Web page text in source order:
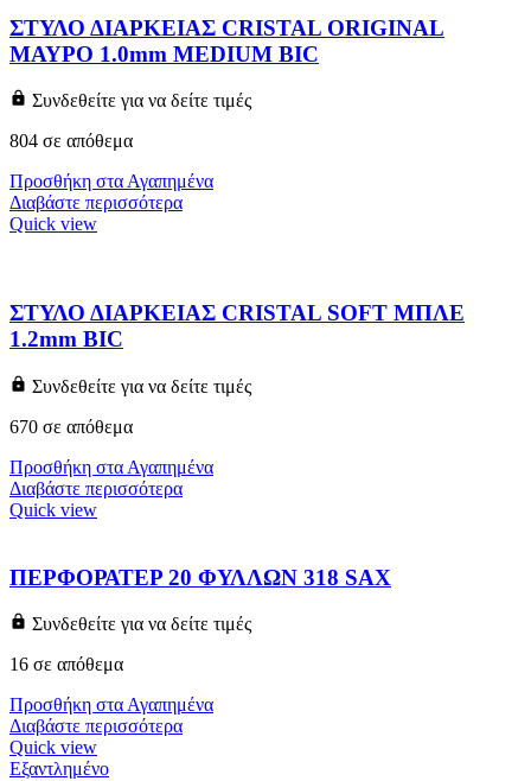
ΣΤΥΛΟ ΔΙΑΡΚΕΙΑΣ CRISTAL ORIGINAL
ΜΑΥΡΟ 1.0mm MEDIUM BIC
Συνδεθείτε για να δείτε τιμές
804 σε απόθεμα
Προσθήκη στα Αγαπημένα
Διαβάστε περισσότερα
Quick view
ΣΤΥΛΟ ΔΙΑΡΚΕΙΑΣ CRISTAL SOFT ΜΠΛΕ
1.2mm BIC
Συνδεθείτε για να δείτε τιμές
670 σε απόθεμα
Προσθήκη στα Αγαπημένα
Διαβάστε περισσότερα
Quick view
ΠΕΡΦΟΡΑΤΕΡ 20 ΦΥΛΛΩΝ 318 SAX
Συνδεθείτε για να δείτε τιμές
16 σε απόθεμα
Προσθήκη στα Αγαπημένα
Διαβάστε περισσότερα
Quick view
Εξαντλημένο